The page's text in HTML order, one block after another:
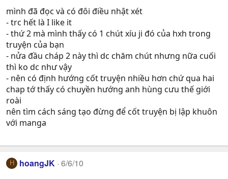
mình đã đọc và có đôi điều nhật xét
- trc hết là I like it
- thứ 2 mà mình thấy có 1 chút xíu ji đó của hxh trong
truyện của bạn
- nửa đầu cháp 2 này thì dc chăm chút nhưng nữa cuối
thì ko dc như vậy
- nên có định hướng cốt truyện nhiều hơn chứ qua hai
chap tớ thấy có chuyền hướng anh hùng cưu thế giới
roài
nên tìm cách sáng tạo đừng để cốt truyện bị lập khuôn
với manga
H hoangJK 6/6/10